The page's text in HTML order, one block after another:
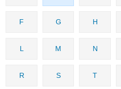
F G H
L M N
R S T